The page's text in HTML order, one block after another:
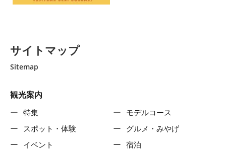
サイトマップ
Sitemap
観光案内
特集
モデルコース
スポット・体験
グルメ・みやげ
イベント
宿泊